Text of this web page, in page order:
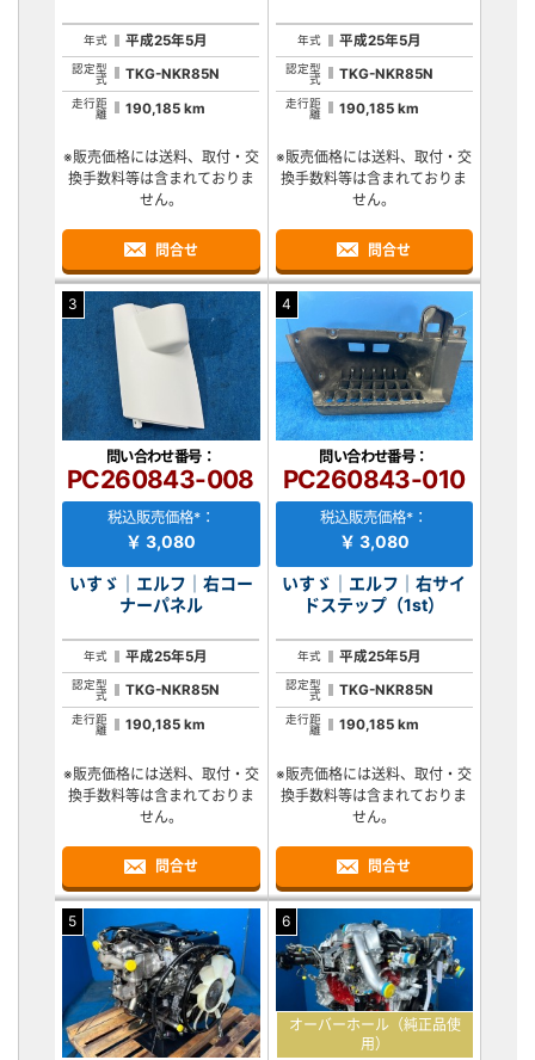
年式 平成25年5月
認定型
式
TKG-NKR85N
走行距
離
190,185 km
※販売価格には送料、取付・交
換手数料等は含まれておりま
せん。
問合せ
年式 平成25年5月
認定型
式
TKG-NKR85N
走行距
離
190,185 km
※販売価格には送料、取付・交
換手数料等は含まれておりま
せん。
問合せ
3
問い合わせ番号：
PC260843-008
税込販売価格*：
￥ 3,080
いすゞ｜エルフ｜右コー
ナーパネル
年式 平成25年5月
認定型
式
TKG-NKR85N
走行距
離
190,185 km
※販売価格には送料、取付・交
換手数料等は含まれておりま
せん。
問合せ
4
問い合わせ番号：
PC260843-010
税込販売価格*：
￥ 3,080
いすゞ｜エルフ｜右サイ
ドステップ（1st）
年式 平成25年5月
認定型
式
TKG-NKR85N
走行距
離
190,185 km
※販売価格には送料、取付・交
換手数料等は含まれておりま
せん。
問合せ
5 6
オーバーホール（純正品使
用）